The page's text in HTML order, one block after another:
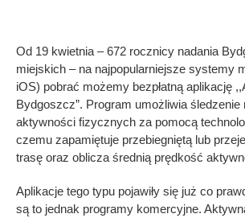
Od 19 kwietnia – 672 rocznicy nadania
miejskich – na najpopularniejsze systemy
iOS) pobrać możemy bezpłatną aplikację
Bydgoszcz”. Program umożliwia śledzenie
aktywności fizycznych za pomocą
czemu zapamiętuje przebiegniętą lub
trasę oraz oblicza średnią prędkość
Aplikacje tego typu pojawiły się już co
są to jednak programy komercyjne.